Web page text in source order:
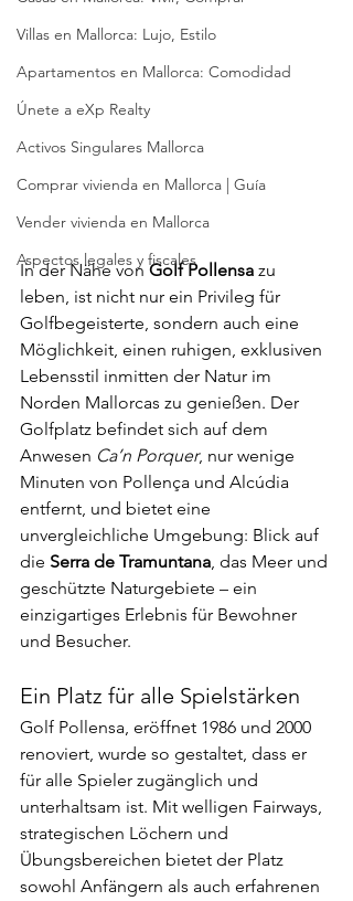
Villas en Mallorca: Lujo, Estilo
Apartamentos en Mallorca: Comodidad
Únete a eXp Realty
Activos Singulares Mallorca
Comprar vivienda en Mallorca | Guía
Vender vivienda en Mallorca
Aspectos legales y fiscales
In der Nähe von Golf Pollensa zu
leben, ist nicht nur ein Privileg für
Golfbegeisterte, sondern auch eine
Möglichkeit, einen ruhigen, exklusiven
Lebensstil inmitten der Natur im
Norden Mallorcas zu genießen. Der
Golfplatz befindet sich auf dem
Anwesen Ca’n Porquer, nur wenige
Minuten von Pollença und Alcúdia
entfernt, und bietet eine
unvergleichliche Umgebung: Blick auf
die Serra de Tramuntana, das Meer und
geschützte Naturgebiete – ein
einzigartiges Erlebnis für Bewohner
und Besucher.
Ein Platz für alle Spielstärken
Golf Pollensa, eröffnet 1986 und 2000
renoviert, wurde so gestaltet, dass er
für alle Spieler zugänglich und
unterhaltsam ist. Mit welligen Fairways,
strategischen Löchern und
Übungsbereichen bietet der Platz
sowohl Anfängern als auch erfahrenen